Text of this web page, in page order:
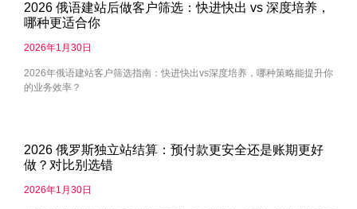
2026 俄语建站后做客户筛选：快进快出 vs 深度培养，
哪种更适合你
2026年1月30日
2026年俄语建站客户筛选指南：快进快出vs深度培养，哪种策略能提升你
的业务效率？
2026 俄罗斯独立站结算：预付款更安全还是账期更好
做？对比别选错
2026年1月30日